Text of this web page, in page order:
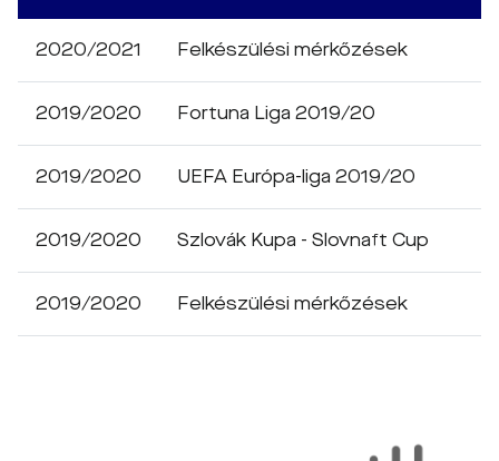
2020/2021 Felkészülési mérkőzések
2019/2020 Fortuna Liga 2019/20
2019/2020 UEFA Európa-liga 2019/20
2019/2020 Szlovák Kupa - Slovnaft Cup
2019/2020 Felkészülési mérkőzések